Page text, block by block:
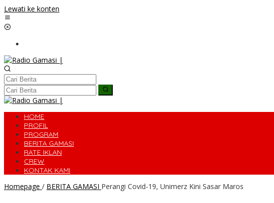
Lewati ke konten
HOME
PROFIL
PROGRAM
BERITA GAMASI
RATE IKLAN
CREW
KONTAK KAMI
Homepage / BERITA GAMASI Perangi Covid-19, Unimerz Kini Sasar Maros